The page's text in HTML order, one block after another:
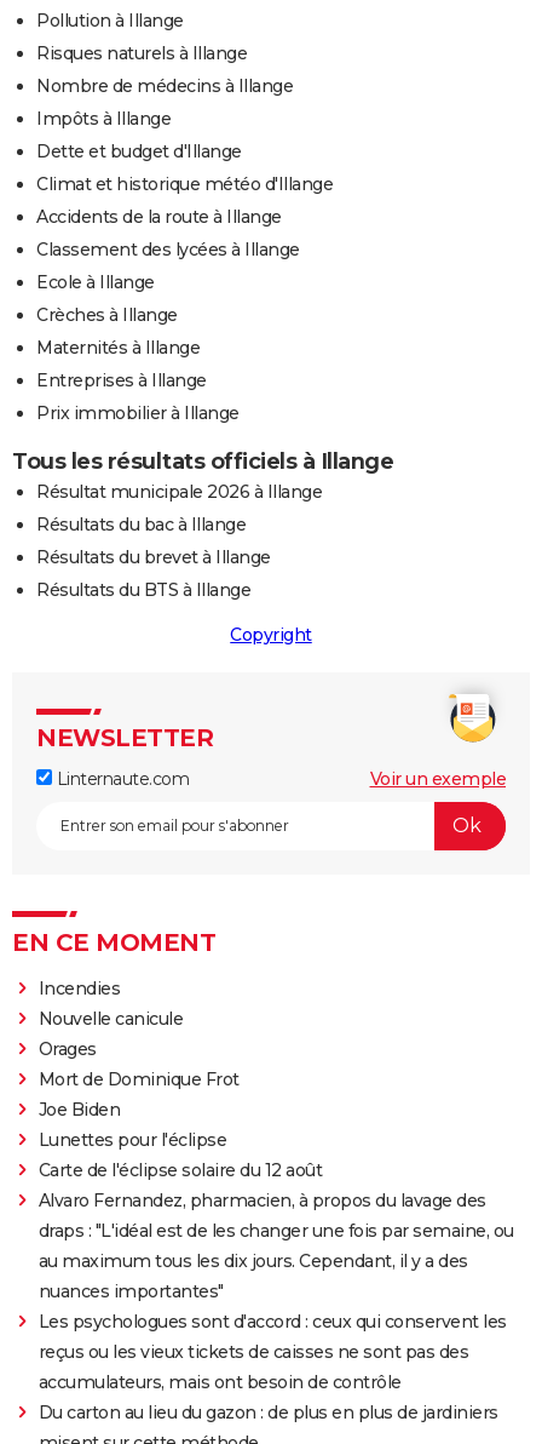
Pollution à Illange
Risques naturels à Illange
Nombre de médecins à Illange
Impôts à Illange
Dette et budget d'Illange
Climat et historique météo d'Illange
Accidents de la route à Illange
Classement des lycées à Illange
Ecole à Illange
Crèches à Illange
Maternités à Illange
Entreprises à Illange
Prix immobilier à Illange
Tous les résultats officiels à Illange
Résultat municipale 2026 à Illange
Résultats du bac à Illange
Résultats du brevet à Illange
Résultats du BTS à Illange
Copyright
NEWSLETTER
Linternaute.com Voir un exemple
EN CE MOMENT
Incendies
Nouvelle canicule
Orages
Mort de Dominique Frot
Joe Biden
Lunettes pour l'éclipse
Carte de l'éclipse solaire du 12 août
Alvaro Fernandez, pharmacien, à propos du lavage des
draps : "L'idéal est de les changer une fois par semaine, ou
au maximum tous les dix jours. Cependant, il y a des
nuances importantes"
Les psychologues sont d'accord : ceux qui conservent les
reçus ou les vieux tickets de caisses ne sont pas des
accumulateurs, mais ont besoin de contrôle
Du carton au lieu du gazon : de plus en plus de jardiniers